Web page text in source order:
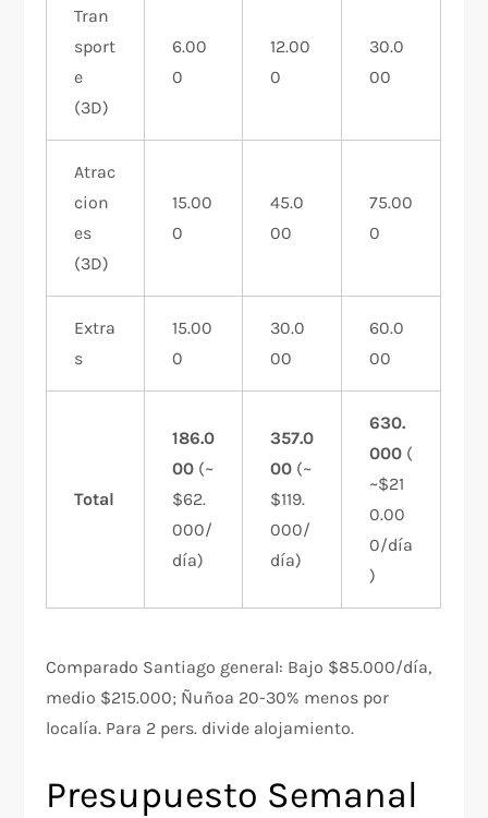
Tran
sport
e
(3D)
6.00
0
12.00
0
30.0
00
Atrac
cion
es
(3D)
15.00
0
45.0
00
75.00
0
Extra
s
15.00
0
30.0
00
60.0
00
Total
186.0
00 (~
$62.
000/
día)
357.0
00 (~
$119.
000/
día)
630.
000 (
~$21
0.00
0/día
)
Comparado Santiago general: Bajo $85.000/día,
medio $215.000; Ñuñoa 20-30% menos por
localía. Para 2 pers. divide alojamiento.​
Presupuesto Semanal